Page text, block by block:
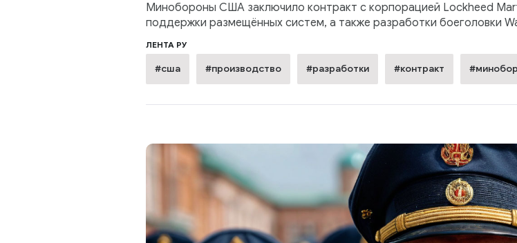
Минобороны США заключило контракт с корпорацией Lockheed
поддержки размещённых систем, а также разработки боеголовки
ЛЕНТА РУ
#сша #производство #разработки #контракт